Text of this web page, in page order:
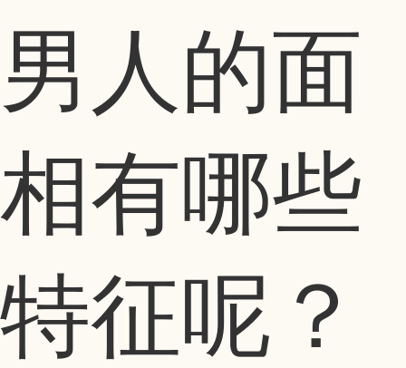
男人的面
相有哪些
特征呢？